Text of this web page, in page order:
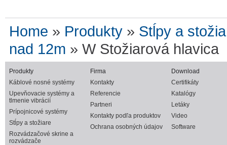
Home » Produkty » Stĺpy a
nad 12m » W Stožiarová hlavica
Produkty
Káblové nosné systémy
Upevňovacie systémy a
tlmenie vibrácií
Prípojnicové systémy
Stĺpy a stožiare
Rozvádzačové skrine a
rozvádzače
Firma
Kontakty
Referencie
Partneri
Kontakty podľa produktov
Ochrana osobných údajov
Download
Certifikáty
Katalógy
Letáky
Video
Software